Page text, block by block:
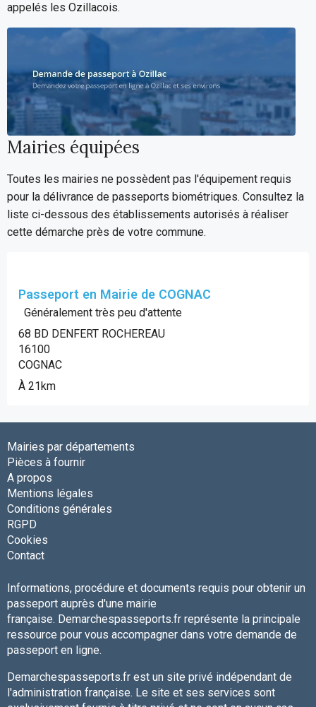
appelés les Ozillacois.
Mairies équipées
Toutes les mairies ne possèdent pas l'équipement requis
pour la délivrance de passeports biométriques. Consultez la
liste ci-dessous des établissements autorisés à réaliser
cette démarche près de votre commune.
Passeport en Mairie de COGNAC
Généralement très peu d'attente
68 BD DENFERT ROCHEREAU
16100
COGNAC
À 21km
Mairies par départements
Pièces à fournir
A propos
Mentions légales
Conditions générales
RGPD
Cookies
Contact
Informations, procédure et documents requis pour obtenir un
passeport auprès d'une mairie
française. Demarchespasseports.fr représente la principale
ressource pour vous accompagner dans votre demande de
passeport en ligne.
Demarchespasseports.fr est un site privé indépendant de
l'administration française. Le site et ses services sont